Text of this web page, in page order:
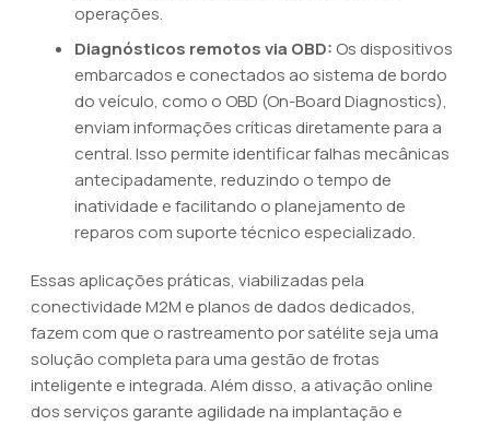
operações.
Diagnósticos remotos via OBD: Os dispositivos
embarcados e conectados ao sistema de bordo
do veículo, como o OBD (On-Board Diagnostics),
enviam informações críticas diretamente para a
central. Isso permite identificar falhas mecânicas
antecipadamente, reduzindo o tempo de
inatividade e facilitando o planejamento de
reparos com suporte técnico especializado.
Essas aplicações práticas, viabilizadas pela
conectividade M2M e planos de dados dedicados,
fazem com que o rastreamento por satélite seja uma
solução completa para uma gestão de frotas
inteligente e integrada. Além disso, a ativação online
dos serviços garante agilidade na implantação e